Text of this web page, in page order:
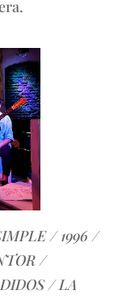
/ 1996 /
/
/ LA